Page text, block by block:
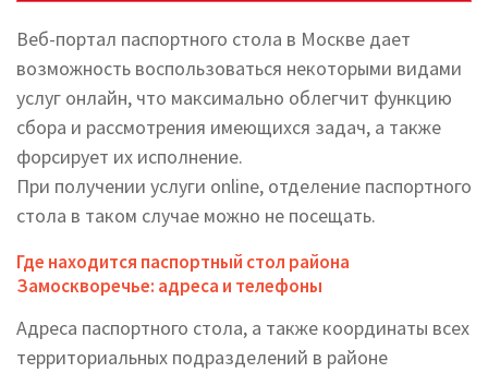
Веб-портал паспортного стола в Москве дает
возможность воспользоваться некоторыми видами
услуг онлайн, что максимально облегчит функцию
сбора и рассмотрения имеющихся задач, а также
форсирует их исполнение.
При получении услуги online, отделение паспортного
стола в таком случае можно не посещать.
Где находится паспортный стол района
Замоскворечье: адреса и телефоны
Адреса паспортного стола, а также координаты всех
территориальных подразделений в районе